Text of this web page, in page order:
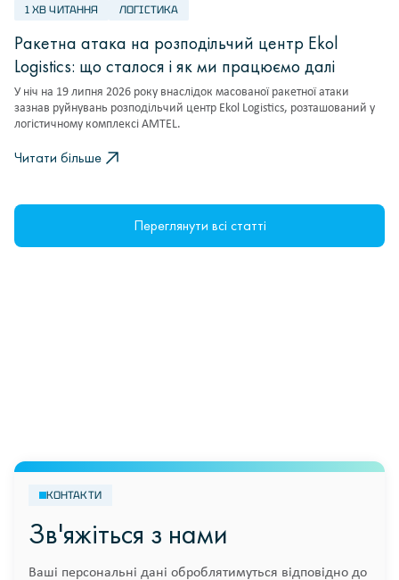
1 ХВ ЧИТАННЯ ЛОГІСТИКА
Ракетна атака на розподільчий центр Ekol
Logistics: що сталося і як ми працюємо далі
У ніч на 19 липня 2026 року внаслідок масованої ракетної атаки
зазнав руйнувань розподільчий центр Ekol Logistics, розташований у
логістичному комплексі AMTEL.
Читати більше
Переглянути всі статті
КОНТАКТИ
Зв'яжіться з нами
Ваші персональні дані оброблятимуться відповідно до